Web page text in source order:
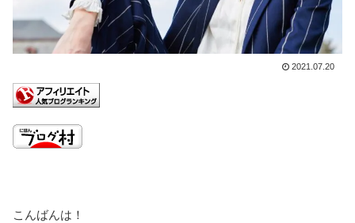
2021.07.20
こんばんは！